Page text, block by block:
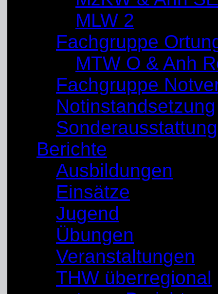
MLW 2
Fachgruppe
MTW O & Anh
Fachgruppe
Notinstandsetzung
Sonderausstattung
Berichte
Ausbildungen
Einsätze
Jugend
Übungen
Veranstaltungen
THW überregional